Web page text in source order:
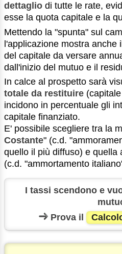
dettaglio di tutte le rate,
esse la quota capitale e la
Mettendo la "spunta" sul
l'applicazione mostra anche
del capitale da versare
dall'inizio del mutuo e il
In calce al prospetto sarà
totale da restituire
incidono in percentuale gli
capitale finanziato.
E' possibile scegliere tra la
Costante" (c.d.
quello il più diffuso) e quella
(c.d. "ammortamento
I tassi scendono e
Prova il